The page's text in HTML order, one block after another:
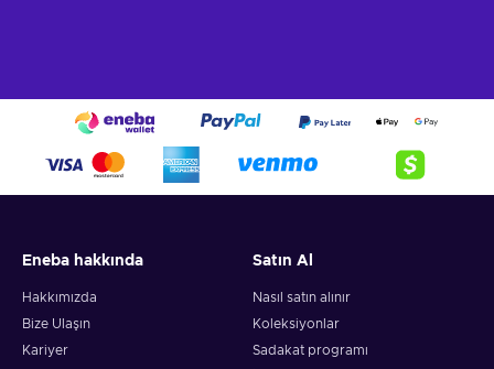
Eneba hakkında
Hakkımızda
Bize Ulaşın
Kariyer
Satın Al
Nasıl satın alınır
Koleksiyonlar
Sadakat programı